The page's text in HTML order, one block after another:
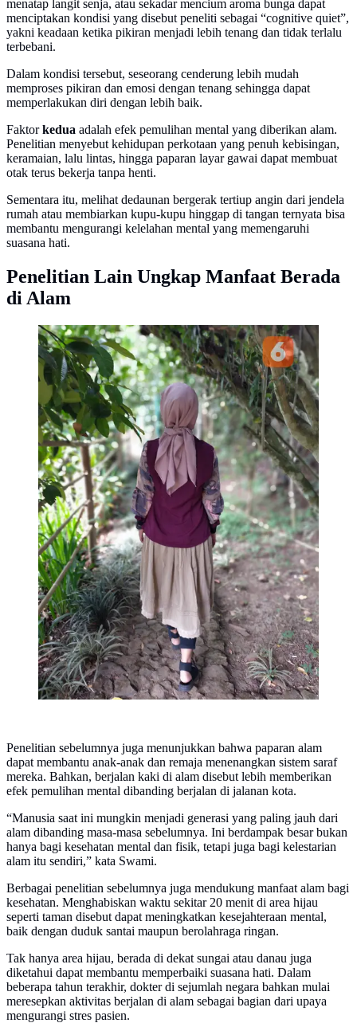
menatap langit senja, atau sekadar mencium aroma bunga dapat
menciptakan kondisi yang disebut peneliti sebagai “cognitive quiet”,
yakni keadaan ketika pikiran menjadi lebih tenang dan tidak terlalu
terbebani.
Dalam kondisi tersebut, seseorang cenderung lebih mudah
memproses pikiran dan emosi dengan tenang sehingga dapat
memperlakukan diri dengan lebih baik.
Faktorkedua adalah efek pemulihan mental yang diberikan alam.
Penelitian menyebut kehidupan perkotaan yang penuh kebisingan,
keramaian, lalu lintas, hingga paparan layar gawai dapat membuat
otak terus bekerja tanpa henti.
Sementara itu, melihat dedaunan bergerak tertiup angin dari jendela
rumah atau membiarkan kupu-kupu hinggap di tangan ternyata bisa
membantu mengurangi kelelahan mental yang memengaruhi
suasana hati.
Penelitian Lain Ungkap Manfaat Berada
di Alam
Ilustrasi Bermain di Hutan. Foto: (Ade Nasihudin/
Liputan6.com).
Penelitian sebelumnya juga menunjukkan bahwa paparan alam
dapat membantu anak-anak dan remaja menenangkan sistem saraf
mereka. Bahkan, berjalan kaki di alam disebut lebih memberikan
efek pemulihan mental dibanding berjalan di jalanan kota.
“Manusia saat ini mungkin menjadi generasi yang paling jauh dari
alam dibanding masa-masa sebelumnya. Ini berdampak besar bukan
hanya bagi kesehatan mental dan fisik, tetapi juga bagi kelestarian
alam itu sendiri,” kata Swami.
Berbagai penelitian sebelumnya juga mendukung manfaat alam bagi
kesehatan. Menghabiskan waktu sekitar 20 menit di area hijau
seperti taman disebut dapat meningkatkan kesejahteraan mental,
baik dengan duduk santai maupun berolahraga ringan.
Tak hanya area hijau, berada di dekat sungai atau danau juga
diketahui dapat membantu memperbaiki suasana hati. Dalam
beberapa tahun terakhir, dokter di sejumlah negara bahkan mulai
meresepkan aktivitas berjalan di alam sebagai bagian dari upaya
mengurangi stres pasien.